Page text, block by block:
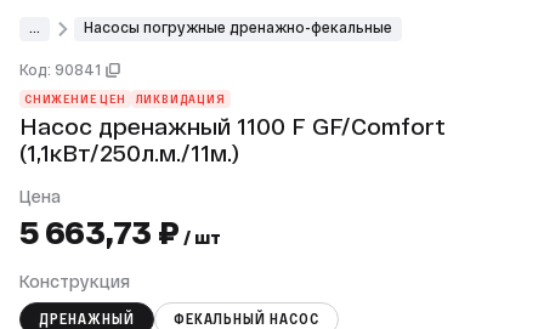
Насосы погружные дренажно-фекальные
Код: 90841
СНИЖЕНИЕ ЦЕН ЛИКВИДАЦИЯ
Насос дренажный 1100 F GF/Comfort
(1,1кВт/250л.м./11м.)
Цена
5 663,73 ₽ / шт
Конструкция
ДРЕНАЖНЫЙ ФЕКАЛЬНЫЙ НАСОС